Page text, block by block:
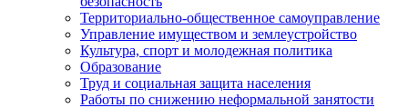
Территориально-общественное самоуправление
Управление имуществом и землеустройство
Культура, спорт и молодежная политика
Образование
Труд и социальная защита населения
Работы по снижению неформальной занятости